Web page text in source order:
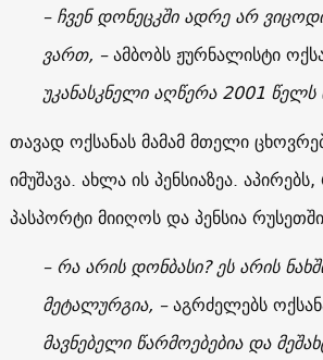
– ჩვენ დონეცკში ადრე არ
ვართ, –ამბობს ჟურნალისტი
უკანასკნელი აღწერა 2001 წელს
თავად ოქსანას მამამ მთელი
იმუშავა. ახლა ის პენსიაზეა.
პასპორტი მიიღოს და პენსია
– რა არის დონბასი? ეს არის
მეტალურგია, –აგრძელებს
მავნებელი წარმოებებია და